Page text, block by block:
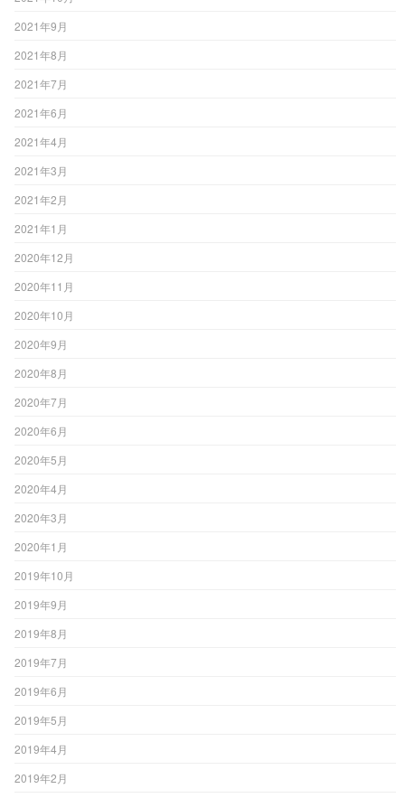
2021年9月
2021年8月
2021年7月
2021年6月
2021年4月
2021年3月
2021年2月
2021年1月
2020年12月
2020年11月
2020年10月
2020年9月
2020年8月
2020年7月
2020年6月
2020年5月
2020年4月
2020年3月
2020年1月
2019年10月
2019年9月
2019年8月
2019年7月
2019年6月
2019年5月
2019年4月
2019年2月